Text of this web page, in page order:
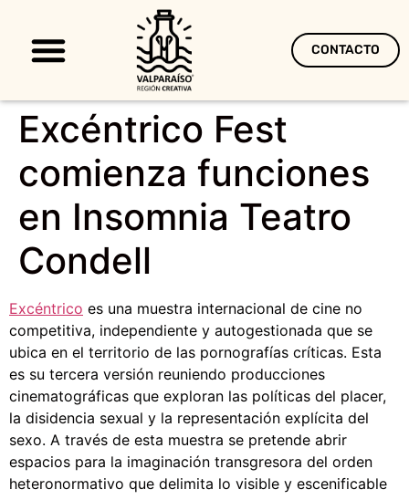
CONTACTO
Excéntrico Fest
comienza funciones
en Insomnia Teatro
Condell
Excéntrico es una muestra internacional de cine no
competitiva, independiente y autogestionada que se
ubica en el territorio de las pornografías críticas. Esta
es su tercera versión reuniendo producciones
cinematográficas que exploran las políticas del placer,
la disidencia sexual y la representación explícita del
sexo. A través de esta muestra se pretende abrir
espacios para la imaginación transgresora del orden
heteronormativo que delimita lo visible y escenificable